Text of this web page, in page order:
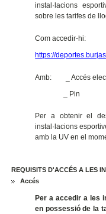
instal·lacions
sobre les tarifes de
Com accedir-hi:
https://
Amb: _ Accés
_ Pin
Per a obtenir el
instal·lacions
amb la UV en el
REQUISITS D'ACCÉS A LES
Accés
Per a accedir a les
en possessió de la